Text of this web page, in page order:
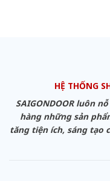
HỆ THỐNG
SAIGONDOOR luôn
hàng những sản
tăng tiện ích, sáng tạo